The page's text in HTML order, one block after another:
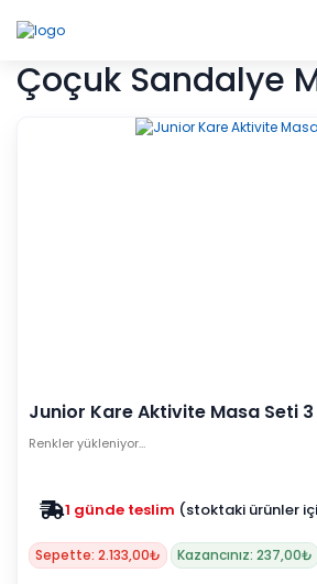
Çoçuk Sandalye
Junior Kare Aktivite Masa Seti 3
Renkler yükleniyor…
1 günde teslim (stoktaki ürünler
Sepette: 2.133,00₺ Kazancınız: 237,00₺